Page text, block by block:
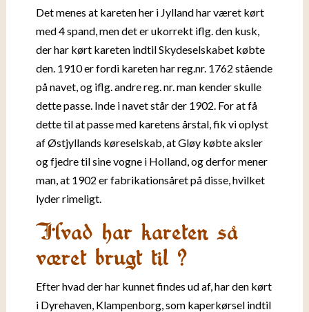
Det menes at kareten her i Jylland har været kørt
med 4 spand, men det er ukorrekt iflg. den kusk,
der har kørt kareten indtil Skydeselskabet købte
den. 1910 er fordi kareten har reg.nr. 1762 stående
på navet, og iflg. andre reg. nr. man kender skulle
dette passe. Inde i navet står der 1902. For at få
dette til at passe med karetens årstal, fik vi oplyst
af Østjyllands køreselskab, at Gløy købte aksler
og fjedre til sine vogne i Holland, og derfor mener
man, at 1902 er fabrikationsåret på disse, hvilket
lyder rimeligt.
Hvad har kareten så
været brugt til ?
Efter hvad der har kunnet findes ud af, har den kørt
i Dyrehaven, Klampenborg, som kaperkørsel indtil